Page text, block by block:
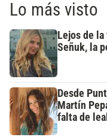
Lo más visto
Lejos de
Señuk, la
Desde
Martín
falta de